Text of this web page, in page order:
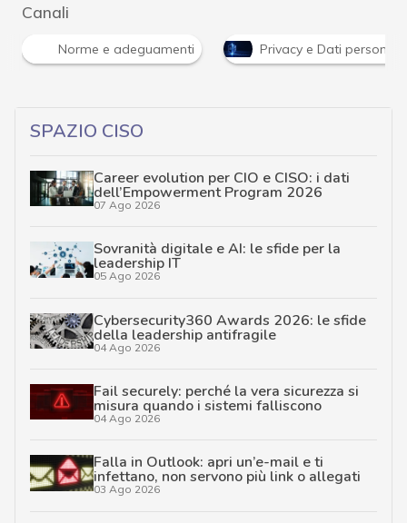
Canali
Norme e adeguamenti Privacy e Dati personali
SPAZIO CISO
Career evolution per CIO e CISO: i dati
dell’Empowerment Program 2026
07 Ago 2026
Sovranità digitale e AI: le sfide per la
leadership IT
05 Ago 2026
Cybersecurity360 Awards 2026: le sfide
della leadership antifragile
04 Ago 2026
Fail securely: perché la vera sicurezza si
misura quando i sistemi falliscono
04 Ago 2026
Falla in Outlook: apri un’e-mail e ti
infettano, non servono più link o allegati
03 Ago 2026